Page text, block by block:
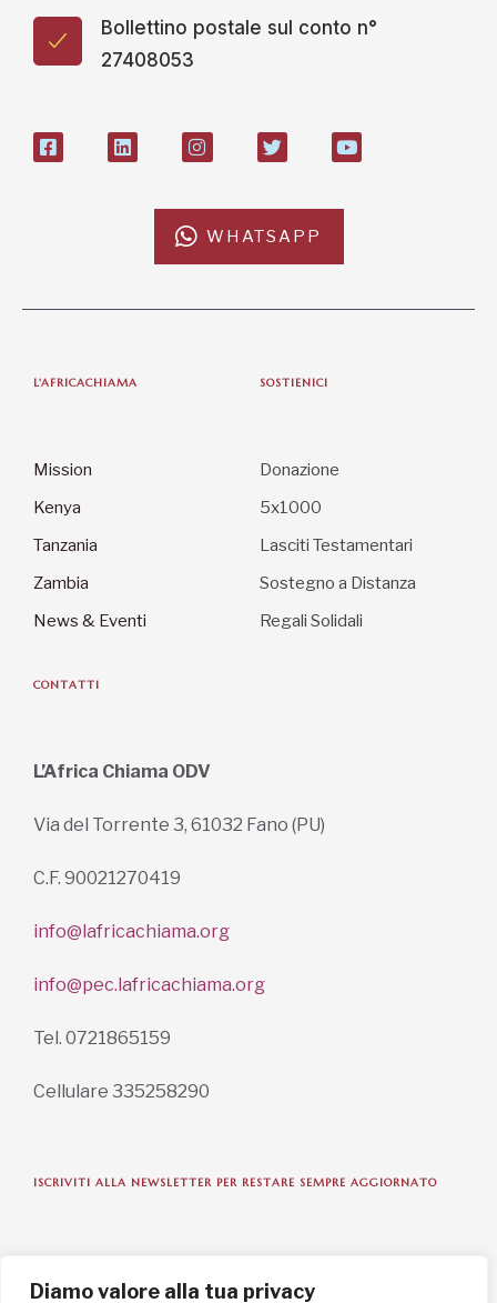
Diamo valore alla tua privacy
Bollettino postale sul conto n°
27408053
WHATSAPP
L'AFRICACHIAMA
Mission
Kenya
Tanzania
Zambia
News & Eventi
SOSTIENICI
Donazione
5x1000
Lasciti Testamentari
Sostegno a Distanza
Regali Solidali
CONTATTI
L’Africa Chiama ODV
Via del Torrente 3, 61032 Fano (PU)
C.F. 90021270419
info@lafricachiama.org
info@pec.lafricachiama.org
Tel. 0721865159
Cellulare 335258290
ISCRIVITI ALLA NEWSLETTER PER RESTARE SEMPRE AGGIORNATO
ISCRIVITI ORA